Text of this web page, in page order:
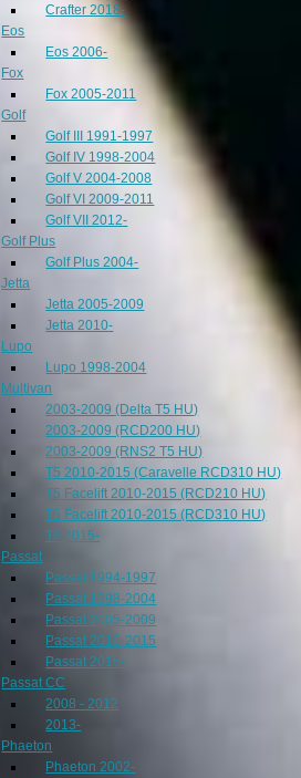
Crafter 2018-
Eos
Eos 2006-
Fox
Fox 2005-2011
Golf
Golf III 1991-1997
Golf IV 1998-2004
Golf V 2004-2008
Golf VI 2009-2011
Golf VII 2012-
Golf Plus
Golf Plus 2004-
Jetta
Jetta 2005-2009
Jetta 2010-
Lupo
Lupo 1998-2004
Multivan
2003-2009 (Delta T5 HU)
2003-2009 (RCD200 HU)
2003-2009 (RNS2 T5 HU)
T5 2010-2015 (Caravelle RCD310 HU)
T5 Facelift 2010-2015 (RCD210 HU)
T5 Facelift 2010-2015 (RCD310 HU)
T6 2015-
Passat
Passat 1994-1997
Passat 1998-2004
Passat 2005-2009
Passat 2010-2015
Passat 2015-
Passat CC
2008 - 2012
2013-
Phaeton
Phaeton 2002-